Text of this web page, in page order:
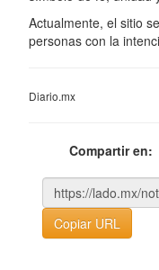
Actualmente, el sitio
personas con la
Diario.mx
Compartir en:
Copiar URL